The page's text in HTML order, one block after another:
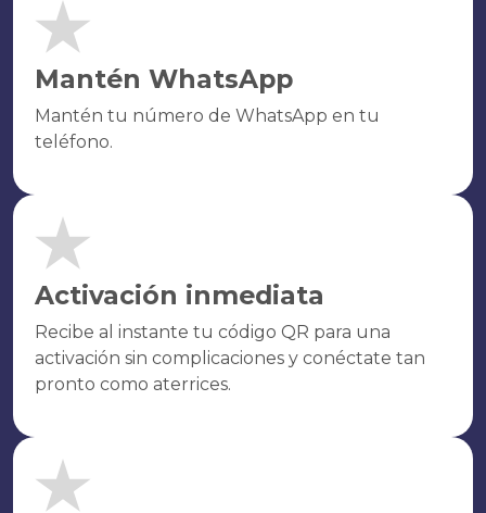
Mantén WhatsApp
Mantén tu número de WhatsApp en tu
teléfono.
Activación inmediata
Recibe al instante tu código QR para una
activación sin complicaciones y conéctate tan
pronto como aterrices.